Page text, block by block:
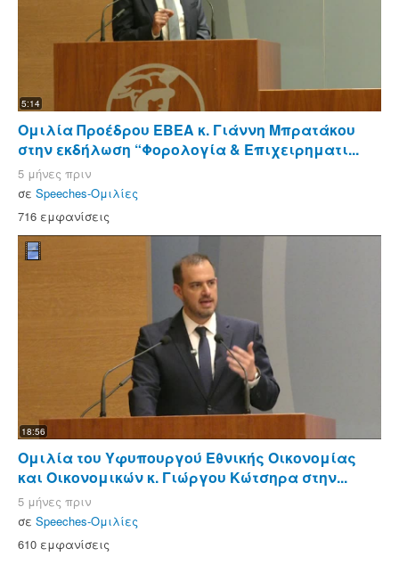
5:14
Ομιλία Προέδρου ΕΒΕΑ κ. Γιάννη Μπρατάκου
στην εκδήλωση “Φορολογία & Επιχειρηματι...
5 μήνες πριν
σε Speeches-Ομιλίες
716 εμφανίσεις
18:56
Ομιλία του Υφυπουργού Εθνικής Οικονομίας
και Οικονομικών κ. Γιώργου Κώτσηρα στην...
5 μήνες πριν
σε Speeches-Ομιλίες
610 εμφανίσεις